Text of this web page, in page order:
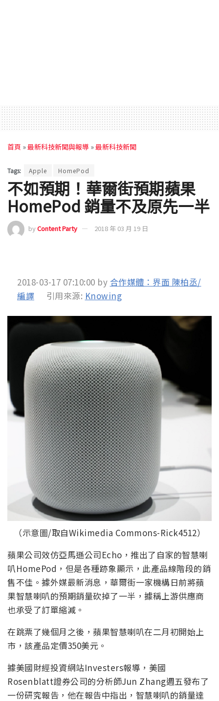
首頁 »最新科技新聞與報導 »最新科技新聞
Tags: Apple HomePod
不如預期！華爾街預期蘋果
HomePod 銷量不及原先一半
byContent Party 2018 年 03 月 19 日
2018-03-17 07:10:00 by 合作媒體：界面 陳柏丞/
編譯
引用來源: Knowing
（示意圖/取自Wikimedia Commons-Rick4512）
蘋果公司效仿亞馬遜公司Echo，推出了自家的智慧喇
叭HomePod，但是各種跡象顯示，此產品線階段的銷
售不佳。據外媒最新消息，華爾街一家機構日前將蘋
果智慧喇叭的預期銷量砍掉了一半，據稱上游供應商
也承受了訂單縮減。
在跳票了幾個月之後，蘋果智慧喇叭在二月初開始上
市，該產品定價350美元。
據美國財經投資網站Investers報導，美國
Rosenblatt證券公司的分析師Jun Zhang週五發布了
一份研究報告，他在報告中指出，智慧喇叭的銷量達